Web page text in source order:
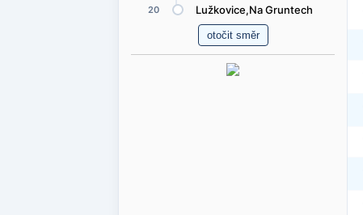
20 Lužkovice,Na Gruntech